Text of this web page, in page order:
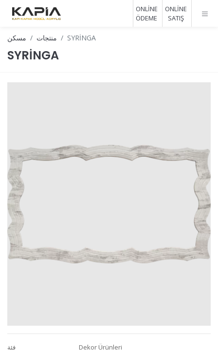
ONLİNE
SATIŞ
ONLİNE
ÖDEME
مسكن منتجات SYRİNGA
SYRİNGA
فئة Dekor Ürünleri